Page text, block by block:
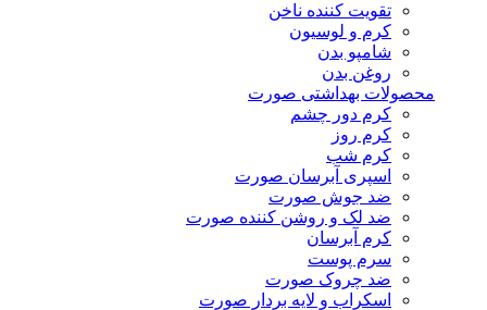
تقویت کننده ناخن
کرم و لوسیون
شامپو بدن
روغن بدن
محصولات بهداشتی صورت
کرم دور چشم
کرم روز
کرم شب
اسپری آبرسان صورت
ضد جوش صورت
ضد لک و روشن کننده صورت
کرم آبرسان
سرم پوست
ضد چروک صورت
اسکراب و لایه بردار صورت